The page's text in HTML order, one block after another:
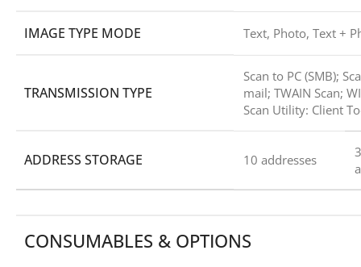
IMAGE TYPE MODE Text, Photo, Text +
TRANSMISSION TYPE
Scan to PC (SMB);
mail; TWAIN Scan;
Scan Utility: Client
ADDRESS STORAGE 10 addresses
CONSUMABLES & OPTIONS